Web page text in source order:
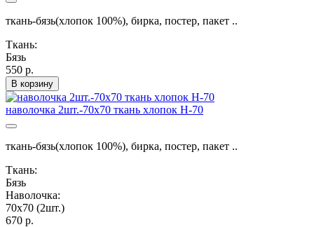
ткань-бязь(хлопок 100%), бирка, постер, пакет ..
Ткань:
Бязь
550 р.
В корзину
наволочка 2шт.-70х70 ткань хлопок Н-70
ткань-бязь(хлопок 100%), бирка, постер, пакет ..
Ткань:
Бязь
Наволочка:
70х70 (2шт.)
670 р.